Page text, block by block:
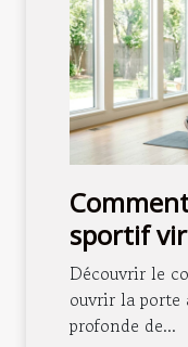
sportif
Découvrir le
ouvrir la
profonde de...